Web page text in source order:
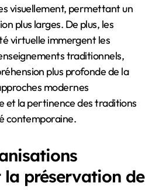
visuellement, permettant un
plus larges. De plus, les
virtuelle immergent les
traditionnels,
plus profonde de la
modernes
et la pertinence des traditions
contemporaine.
la préservation de